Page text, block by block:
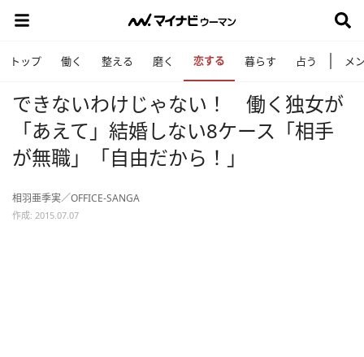
トップ 働く 整える 磨く 恋する 暮らす 占う メ
できないわけじゃない！ 働く独女が
「あえて」結婚しない8ケース「相手
が無職」「自由だから！」
相羽亜季実／OFFICE-SANGA
作成: 2015.07.07